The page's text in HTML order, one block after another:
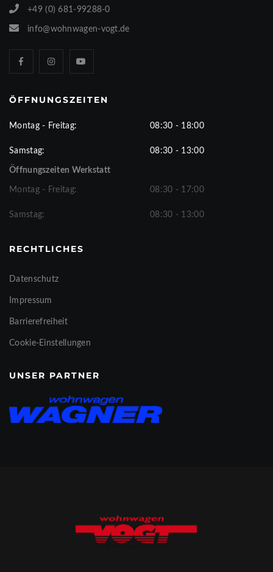
+49 (0) 681-99288-0
info@wohnwagen-vogt.de
ÖFFNUNGSZEITEN
Montag - Freitag: 08:30 - 18:00
Samstag: 08:30 - 13:00
Öffnungszeiten Werkstatt
Montag - Freitag: 08:30 - 17:00
Samstag: 08:30 - 13:00
RECHTLICHES
Datenschutz
Impressum
Barrierefreiheit
Cookie-Einstellungen
UNSER PARTNER